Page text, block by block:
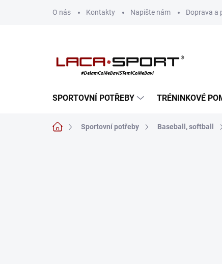
O nás Kontakty Napište nám Doprava a
SPORTOVNÍ POTŘEBY TRÉNINKOVÉ
Domů Sportovní potřeby Baseball, softball